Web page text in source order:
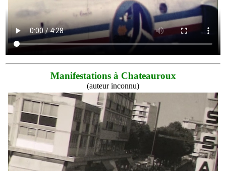
Manifestations à Chateauroux
(auteur inconnu)